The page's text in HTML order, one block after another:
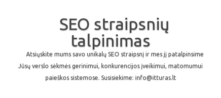
SEO straipsnių
talpinimas
Atsiųskite mums savo unikalų SEO straipsnį ir mes jį patalpinsime
Jūsų verslo sėkmės gerinimui, konkurencijos įveikimui, matomumui
paieškos sistemose. Susisiekime: info@itturas.lt